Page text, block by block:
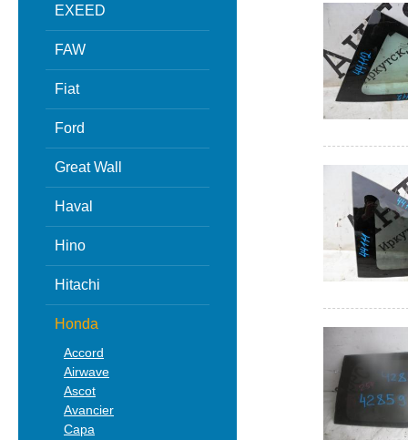
EXEED
FAW
Fiat
Ford
Great Wall
Haval
Hino
Hitachi
Honda
Accord
Airwave
Ascot
Avancier
Capa